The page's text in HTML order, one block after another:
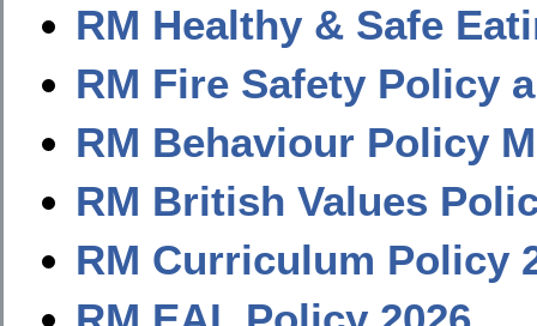
RM Healthy & Safe
RM Fire Safety Policy
RM Behaviour Policy
RM British Values
RM Curriculum Policy